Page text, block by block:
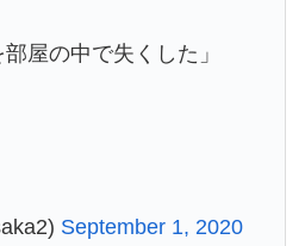
屋の中で失くした」
September 1, 2020